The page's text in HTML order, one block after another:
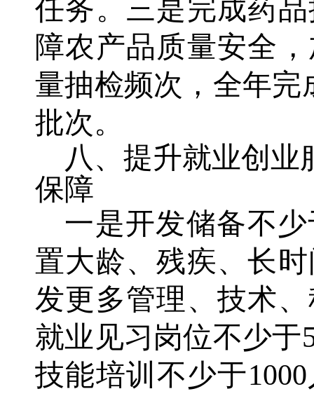
任务。三是完成药
障农产品质量安全
量抽检频次，全年完
批次。
八、提升就业创
保障
一是开发储备不
置大龄、残疾、长
发更多管理、技术
就业见习岗位不少于
技能培训不少于